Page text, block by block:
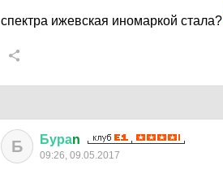
спектра ижевская иномаркой стала?
Б Бураn
09:26, 09.05.2017